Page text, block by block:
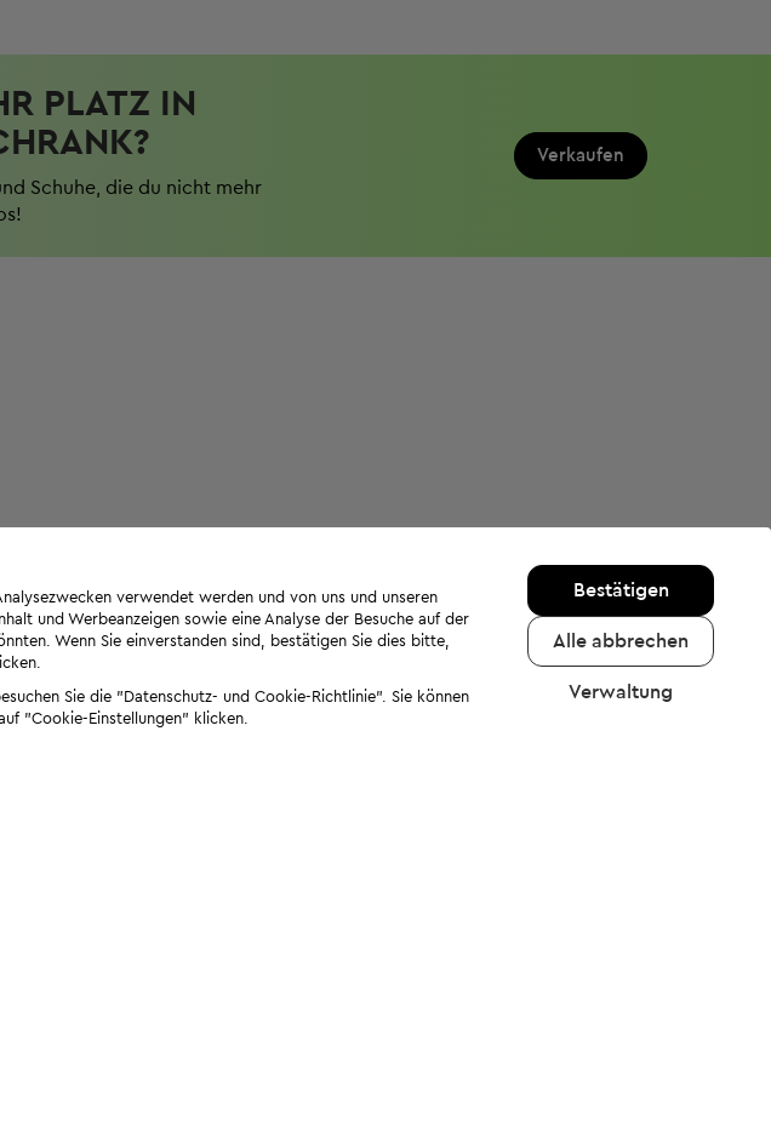
PLATZ IN
Schuhe, die du nicht mehr
Verkaufen
verwendet werden und von uns und unseren
und Werbeanzeigen sowie eine Analyse der Besuche auf der
Wenn Sie einverstanden sind, bestätigen Sie dies bitte,
Sie die "Datenschutz- und Cookie-Richtlinie". Sie können
"Cookie-Einstellungen" klicken.
Bestätigen
Alle abbrechen
Verwaltung